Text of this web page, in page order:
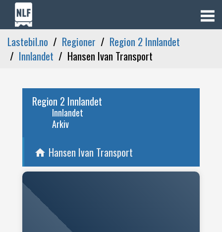
Lastebil.no Regioner
Region 2 Innlandet
Innlandet
Hansen Ivan Transport
Region 2 Innlandet
Innlandet
Arkiv
home Hansen Ivan Transport